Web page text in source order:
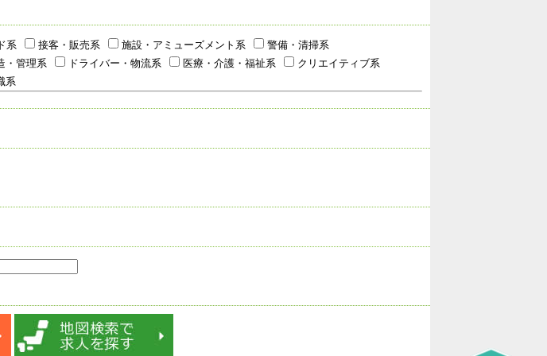
系 接客・販売系 施設・アミューズメント系
警備・清掃系
・管理系 ドライバー・物流系 医療・介護・福祉系
クリエイティブ系
系